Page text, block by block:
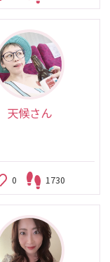
天候さん
0 1730